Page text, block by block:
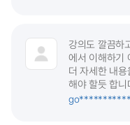
강의도 깔끔하
에서 이해하기
더 자세한 내
해야 할듯 합니